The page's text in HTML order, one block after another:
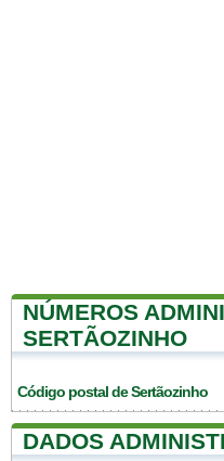
NÚMEROS
SERTÃOZINHO
Código postal de Sertãozinho
DADOS